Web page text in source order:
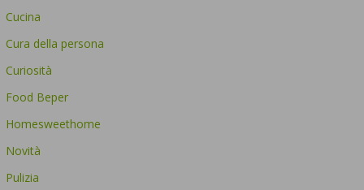
Cucina
Cura della persona
Curiosità
Food Beper
Homesweethome
Novità
Pulizia